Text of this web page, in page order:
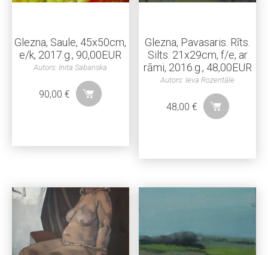
Glezna, Saule, 45x50cm,
e/k, 2017.g., 90,00EUR
Autors: Inita Sabanska
90,00€
Glezna, Pavasaris. Rīts.
Silts. 21x29cm, f/e, ar
rāmi, 2016.g., 48,00EUR
Autors: Ieva Rozentāle
48,00 €